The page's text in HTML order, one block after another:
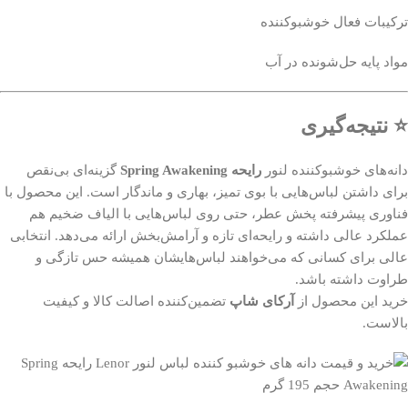
ترکیبات فعال خوشبوکننده
مواد پایه حل‌شونده در آب
⭐ نتیجه‌گیری
دانه‌های خوشبوکننده لنور رایحه Spring Awakening
گزینه‌ای بی‌نقص
برای داشتن لباس‌هایی با بوی تمیز، بهاری و ماندگار است. این محصول با
فناوری پیشرفته پخش عطر، حتی روی لباس‌هایی با الیاف ضخیم هم
عملکرد عالی داشته و رایحه‌ای تازه و آرامش‌بخش ارائه می‌دهد. انتخابی
عالی برای کسانی که می‌خواهند لباس‌هایشان همیشه حس تازگی و
طراوت داشته باشد.
خرید این محصول از
آرکای شاپ تضمین‌کننده اصالت کالا و کیفیت
بالاست.